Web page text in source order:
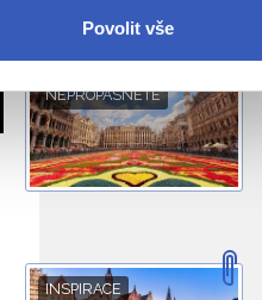
Povolit vše
NEPROPÁSNĚTE
INSPIRACE